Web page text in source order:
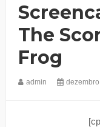
The
Frog
admin